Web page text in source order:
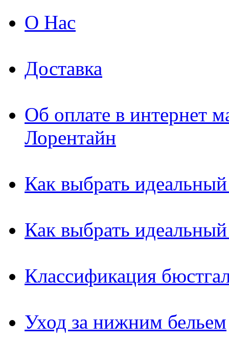
О Нас
Доставка
Об оплате в интернет
Лорентайн
Как выбрать
Как выбрать
Классификация
Уход за нижним бельем